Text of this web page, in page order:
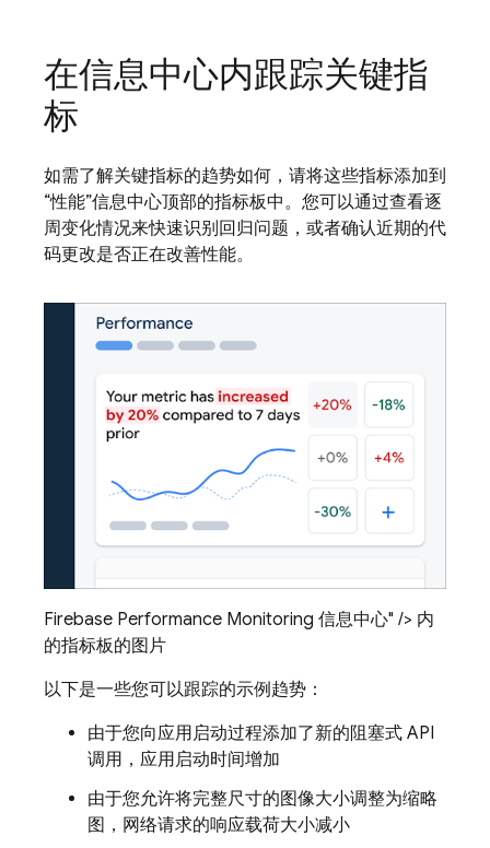
在信息中心内跟踪关键指
标
如需了解关键指标的趋势如何，请将这些指标添加到
“性能”信息中心顶部的指标板中。您可以通过查看逐
周变化情况来快速识别回归问题，或者确认近期的代
码更改是否正在改善性能。
Firebase Performance Monitoring 信息中心" /> 内
的指标板的图片
以下是一些您可以跟踪的示例趋势：
由于您向应用启动过程添加了新的阻塞式 API
调用，应用启动时间增加
由于您允许将完整尺寸的图像大小调整为缩略
图，网络请求的响应载荷大小减小